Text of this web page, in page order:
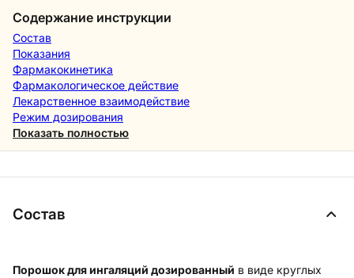
Содержание инструкции
Состав
Показания
Фармакокинетика
Фармакологическое действие
Лекарственное взаимодействие
Режим дозирования
Показать полностью
Состав
Порошок для ингаляций дозированный в виде круглых